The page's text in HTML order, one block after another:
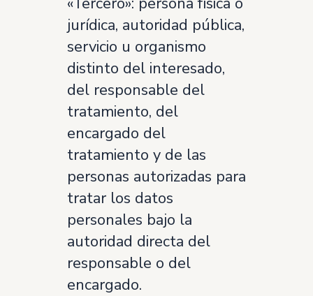
jurídica, autoridad pública,
servicio u organismo
distinto del interesado,
del responsable del
tratamiento, del
encargado del
tratamiento y de las
personas autorizadas para
tratar los datos
personales bajo la
autoridad directa del
responsable o del
encargado.